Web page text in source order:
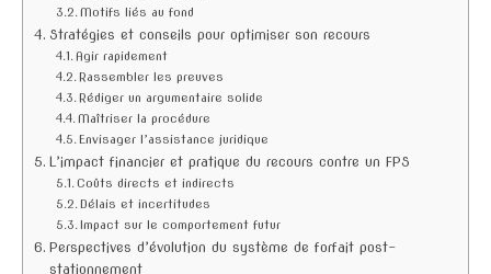
Motifs liés au fond
Stratégies et conseils pour optimiser son recours
Agir rapidement
Rassembler les preuves
Rédiger un argumentaire solide
Maîtriser la procédure
Envisager l’assistance juridique
L’impact financier et pratique du recours contre un FPS
Coûts directs et indirects
Délais et incertitudes
Impact sur le comportement futur
Perspectives d’évolution du système de forfait post-
stationnement